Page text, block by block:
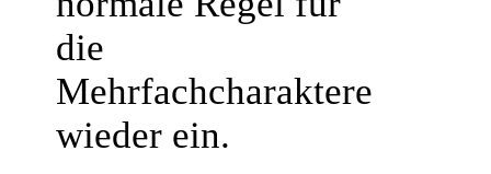
die
Mehrfachcharaktere
wieder ein.